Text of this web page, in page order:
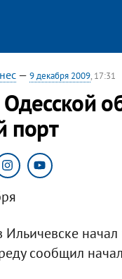
— 9 декабря 2009, 17:31
порт
Ильичевске
сообщил